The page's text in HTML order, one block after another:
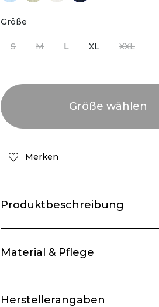
Größe
S M L XL XXL
Merken
Produktbeschreibung
Material & Pflege
Herstellerangaben